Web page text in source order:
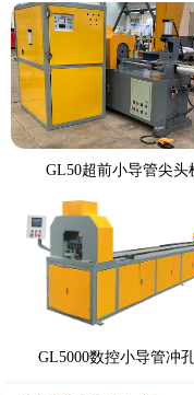
GL50超前小导管尖头
GL5000数控小导管冲